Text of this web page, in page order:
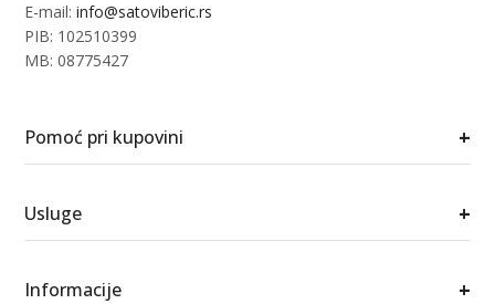
E-mail:info@satoviberic.rs
PIB: 102510399
MB: 08775427
Pomoć pri kupovini +
Usluge +
Informacije +